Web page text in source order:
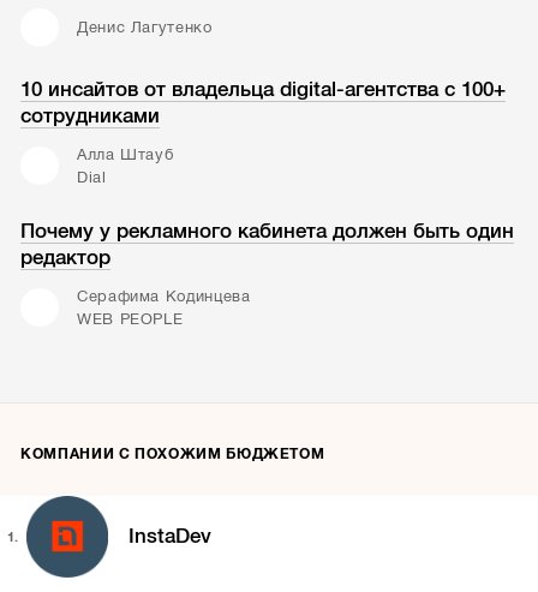
Денис Лагутенко
10 инсайтов от владельца digital-агентства с 100+
сотрудниками
Алла Штауб
Dial
Почему у рекламного кабинета должен быть один
редактор
Серафима Кодинцева
WEB PEOPLE
КОМПАНИИ С ПОХОЖИМ БЮДЖЕТОМ
1. InstaDev